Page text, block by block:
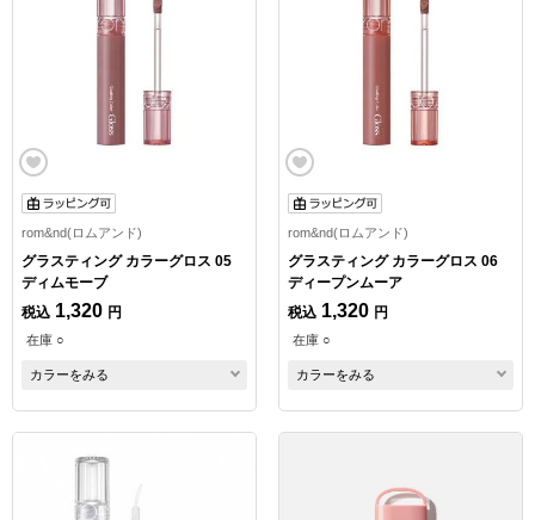
rom&nd(ロムアンド)
グラスティング カラーグロス 05
ディムモーブ
税込 1,320 円
在庫 ○
カラーをみる
rom&nd(ロムアンド)
グラスティング カラーグロス 06
ディープンムーア
税込 1,320 円
在庫 ○
カラーをみる